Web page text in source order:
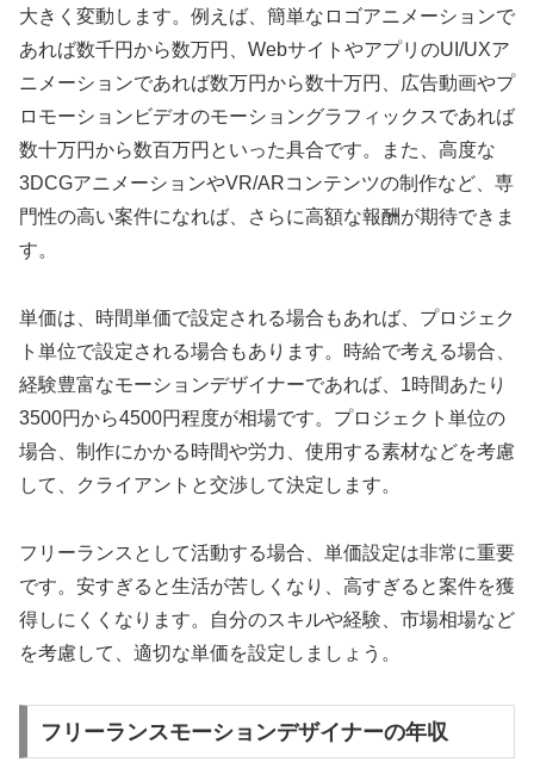
大きく変動します。例えば、簡単なロゴアニメーションで
あれば数千円から数万円、WebサイトやアプリのUI/UXア
ニメーションであれば数万円から数十万円、広告動画やプ
ロモーションビデオのモーショングラフィックスであれば
数十万円から数百万円といった具合です。また、高度な
3DCGアニメーションやVR/ARコンテンツの制作など、専
門性の高い案件になれば、さらに高額な報酬が期待できま
す。
単価は、時間単価で設定される場合もあれば、プロジェク
ト単位で設定される場合もあります。時給で考える場合、
経験豊富なモーションデザイナーであれば、1時間あたり
3500円から4500円程度が相場です。プロジェクト単位の
場合、制作にかかる時間や労力、使用する素材などを考慮
して、クライアントと交渉して決定します。
フリーランスとして活動する場合、単価設定は非常に重要
です。安すぎると生活が苦しくなり、高すぎると案件を獲
得しにくくなります。自分のスキルや経験、市場相場など
を考慮して、適切な単価を設定しましょう。
フリーランスモーションデザイナーの年収